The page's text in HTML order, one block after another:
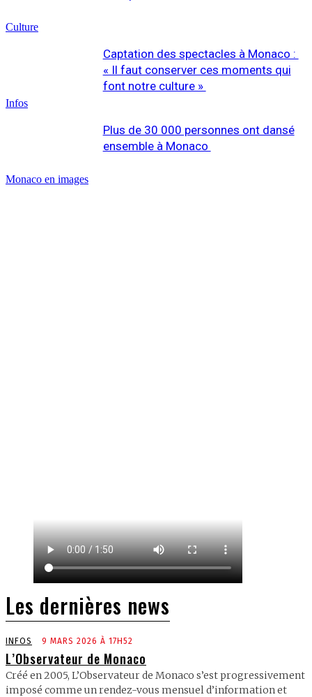
Culture
Infos
Captation des spectacles à Monaco :
« Il faut conserver ces moments qui
font notre culture »
Monaco en images
Plus de 30 000 personnes ont dansé
ensemble à Monaco
Les dernières news
INFOS 9 MARS 2026 À 17H52
L’Observateur de Monaco
Créé en 2005, L’Observateur de Monaco s’est progressivement
imposé comme un rendez-vous mensuel d’information et